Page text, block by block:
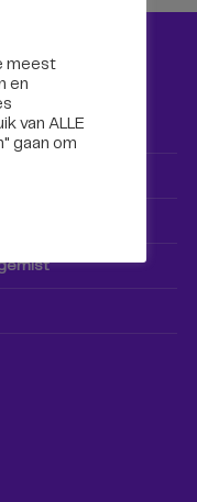
meest
en
van ALLE
gaan om